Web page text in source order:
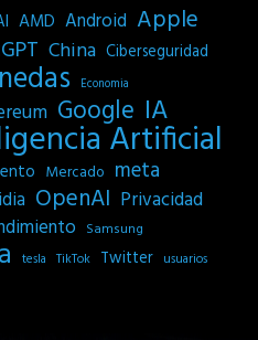
AMD Android Apple
China Ciberseguridad
Economia
Google IA
Artificial
Mercado meta
OpenAI Privacidad
Samsung
tesla TikTok Twitter usuarios